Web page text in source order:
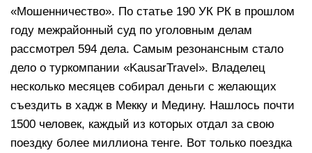
«Мошенничество». По статье 190 УК РК в прошлом
году межрайонный суд по уголовным делам
рассмотрел 594 дела. Самым резонансным стало
дело о туркомпании «KausarTravel». Владелец
несколько месяцев собирал деньги с желающих
съездить в хадж в Мекку и Медину. Нашлось почти
1500 человек, каждый из которых отдал за свою
поездку более миллиона тенге. Вот только поездка